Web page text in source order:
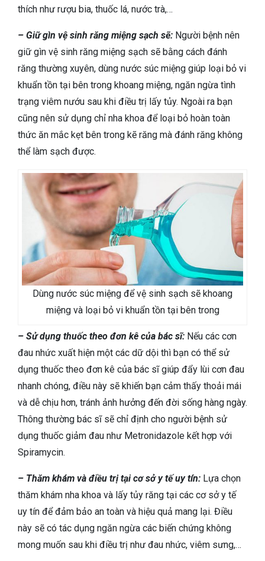
thích như rượu bia, thuốc lá, nước trà,…
– Giữ gìn vệ sinh răng miệng sạch sẽ: Người bệnh nên
giữ gìn vệ sinh răng miệng sạch sẽ bằng cách đánh
răng thường xuyên, dùng nước súc miệng giúp loại bỏ vi
khuẩn tồn tại bên trong khoang miệng, ngăn ngừa tình
trạng viêm nướu sau khi điều trị lấy tủy. Ngoài ra bạn
cũng nên sử dụng chỉ nha khoa để loại bỏ hoàn toàn
thức ăn mắc kẹt bên trong kẽ răng mà đánh răng không
thể làm sạch được.
Dùng nước súc miệng để vệ sinh sạch sẽ khoang
miệng và loại bỏ vi khuẩn tồn tại bên trong
– Sử dụng thuốc theo đơn kê của bác sĩ: Nếu các cơn
đau nhức xuất hiện một các dữ dội thì bạn có thể sử
dụng thuốc theo đơn kê của bác sĩ giúp đẩy lùi cơn đau
nhanh chóng, điều này sẽ khiến bạn cảm thấy thoải mái
và dễ chịu hơn, tránh ảnh hưởng đến đời sống hàng ngày.
Thông thường bác sĩ sẽ chỉ định cho người bệnh sử
dụng thuốc giảm đau như Metronidazole kết hợp với
Spiramycin.
– Thăm khám và điều trị tại cơ sở y tế uy tín: Lựa chọn
thăm khám nha khoa và lấy tủy răng tại các cơ sở y tế
uy tín để đảm bảo an toàn và hiệu quả mang lại. Điều
này sẽ có tác dụng ngăn ngừa các biến chứng không
mong muốn sau khi điều trị như đau nhức, viêm sưng,…